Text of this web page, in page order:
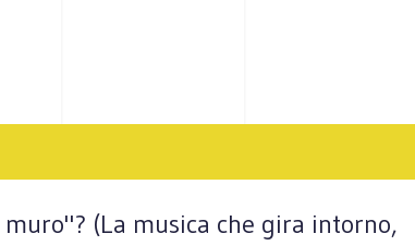
(La musica che gira intorno,